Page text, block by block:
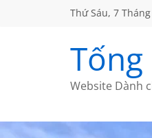
Thứ Sáu, 7
Website Dành